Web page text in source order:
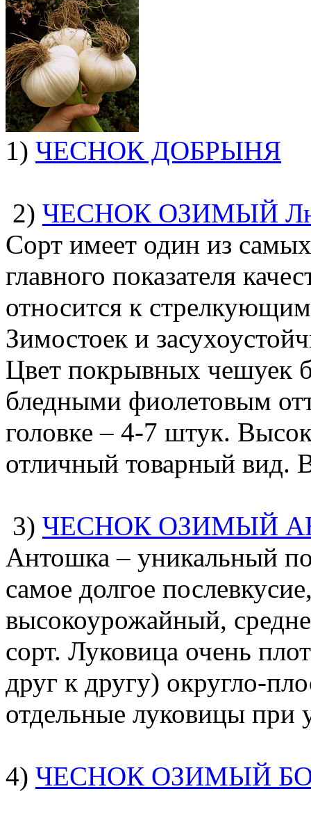
1) ЧЕСНОК ДОБРЫНЯ
2) ЧЕСНОК ОЗИМЫЙ
Сорт имеет один из
главного показателя
относится к
Зимостоек и
Цвет покрывных чешуек
бледными фиолетовым
головке – 4-7 штук.
отличный товарный вид.
3) ЧЕСНОК ОЗИМЫЙ
Антошка – уникальный
самое долгое
высокоурожайный,
сорт. Луковица очень
друг к другу) округло-
отдельные луковицы при
4) ЧЕСНОК ОЗИМЫЙ